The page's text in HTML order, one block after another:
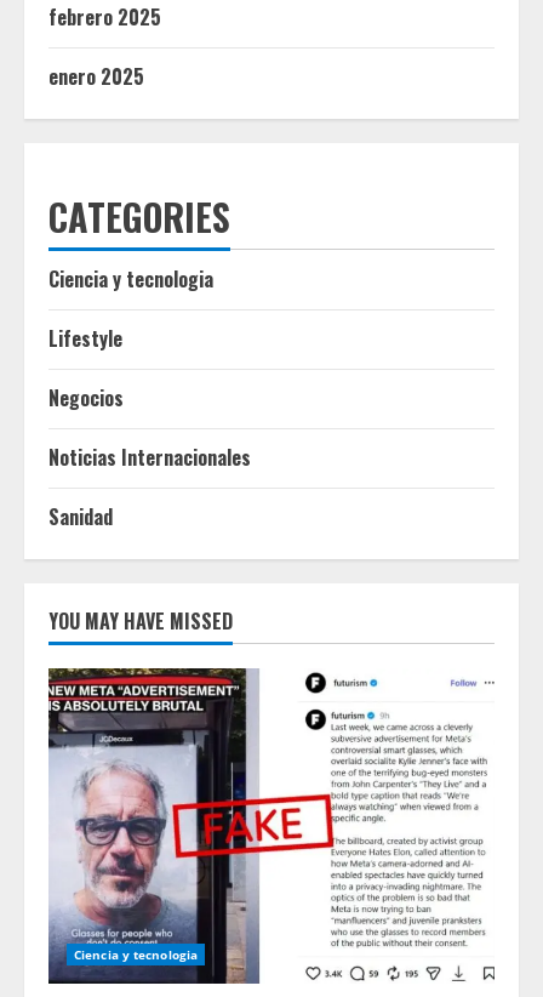
febrero 2025
enero 2025
CATEGORIES
Ciencia y tecnologia
Lifestyle
Negocios
Noticias Internacionales
Sanidad
YOU MAY HAVE MISSED
Ciencia y tecnologia